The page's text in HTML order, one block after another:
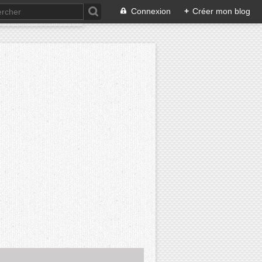
Connexion + Créer mon blog